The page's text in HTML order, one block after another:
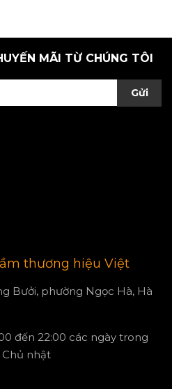
MÃI TỪ CHÚNG TÔI
Gửi
thương hiệu Việt
Bưởi, phường Ngọc Hà, Hà
đến 22:00 các ngày trong
nhật